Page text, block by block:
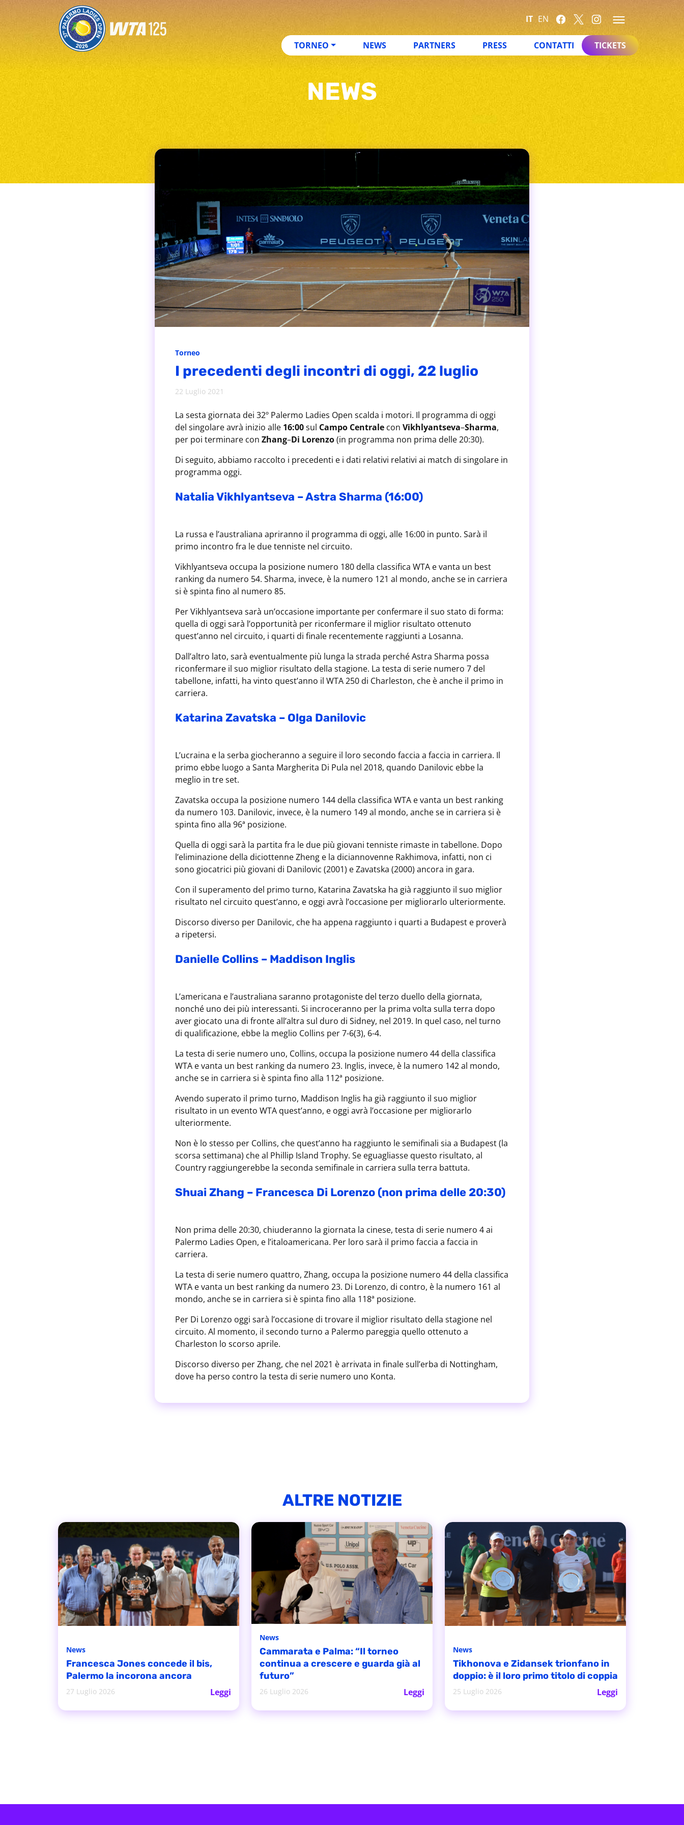
IT EN
TORNEO NEWS PARTNERS PRESS CONTATTI TICKETS
NEWS
Torneo
I precedenti degli incontri di oggi, 22 luglio
22 Luglio 2021
La sesta giornata dei 32º Palermo Ladies Open scalda i motori. Il programma di oggi
del singolare avrà inizio alle 16:00sul Campo Centrale con Vikhlyantseva–Sharma,
per poi terminare con Zhang–Di Lorenzo(in programma non prima delle 20:30).
Di seguito, abbiamo raccolto i precedenti e i dati relativi relativi ai match di singolare in
programma oggi.
Natalia Vikhlyantseva – Astra Sharma (16:00)
La russa e l’australiana apriranno il programma di oggi, alle 16:00 in punto. Sarà il
primo incontro fra le due tenniste nel circuito.
Vikhlyantseva occupa la posizione numero 180 della classifica WTA e vanta un best
ranking da numero 54. Sharma, invece, è la numero 121 al mondo, anche se in carriera
si è spinta fino al numero 85.
Per Vikhlyantseva sarà un’occasione importante per confermare il suo stato di forma:
quella di oggi sarà l’opportunità per riconfermare il miglior risultato ottenuto
quest’anno nel circuito, i quarti di finale recentemente raggiunti a Losanna.
Dall’altro lato, sarà eventualmente più lunga la strada perché Astra Sharma possa
riconfermare il suo miglior risultato della stagione. La testa di serie numero 7 del
tabellone, infatti, ha vinto quest’anno il WTA 250 di Charleston, che è anche il primo in
carriera.
Katarina Zavatska – Olga Danilovic
L’ucraina e la serba giocheranno a seguire il loro secondo faccia a faccia in carriera. Il
primo ebbe luogo a Santa Margherita Di Pula nel 2018, quando Danilovic ebbe la
meglio in tre set.
Zavatska occupa la posizione numero 144 della classifica WTA e vanta un best ranking
da numero 103. Danilovic, invece, è la numero 149 al mondo, anche se in carriera si è
spinta fino alla 96ª posizione.
Quella di oggi sarà la partita fra le due più giovani tenniste rimaste in tabellone. Dopo
l’eliminazione della diciottenne Zheng e la diciannovenne Rakhimova, infatti, non ci
sono giocatrici più giovani di Danilovic (2001) e Zavatska (2000) ancora in gara.
Con il superamento del primo turno, Katarina Zavatska ha già raggiunto il suo miglior
risultato nel circuito quest’anno, e oggi avrà l’occasione per migliorarlo ulteriormente.
Discorso diverso per Danilovic, che ha appena raggiunto i quarti a Budapest e proverà
a ripetersi.
Danielle Collins – Maddison Inglis
L’americana e l’australiana saranno protagoniste del terzo duello della giornata,
nonché uno dei più interessanti. Si incroceranno per la prima volta sulla terra dopo
aver giocato una di fronte all’altra sul duro di Sidney, nel 2019. In quel caso, nel turno
di qualificazione, ebbe la meglio Collins per 7-6(3), 6-4.
La testa di serie numero uno, Collins, occupa la posizione numero 44 della classifica
WTA e vanta un best ranking da numero 23. Inglis, invece, è la numero 142 al mondo,
anche se in carriera si è spinta fino alla 112ª posizione.
Avendo superato il primo turno, Maddison Inglis ha già raggiunto il suo miglior
risultato in un evento WTA quest’anno, e oggi avrà l’occasione per migliorarlo
ulteriormente.
Non è lo stesso per Collins, che quest’anno ha raggiunto le semifinali sia a Budapest (la
scorsa settimana) che al Phillip Island Trophy. Se eguagliasse questo risultato, al
Country raggiungerebbe la seconda semifinale in carriera sulla terra battuta.
Shuai Zhang – Francesca Di Lorenzo (non prima delle 20:30)
Non prima delle 20:30, chiuderanno la giornata la cinese, testa di serie numero 4 ai
Palermo Ladies Open, e l’italoamericana. Per loro sarà il primo faccia a faccia in
carriera.
La testa di serie numero quattro, Zhang, occupa la posizione numero 44 della classifica
WTA e vanta un best ranking da numero 23. Di Lorenzo, di contro, è la numero 161 al
mondo, anche se in carriera si è spinta fino alla 118ª posizione.
Per Di Lorenzo oggi sarà l’occasione di trovare il miglior risultato della stagione nel
circuito. Al momento, il secondo turno a Palermo pareggia quello ottenuto a
Charleston lo scorso aprile.
Discorso diverso per Zhang, che nel 2021 è arrivata in finale sull’erba di Nottingham,
dove ha perso contro la testa di serie numero uno Konta.
ALTRE NOTIZIE
News
Francesca Jones concede il bis,
Palermo la incorona ancora
27 Luglio 2026 Leggi
News
Cammarata e Palma: “Il torneo
continua a crescere e guarda già al
futuro”
26 Luglio 2026 Leggi
News
Tikhonova e Zidansek trionfano in
doppio: è il loro primo titolo di coppia
25 Luglio 2026 Leggi